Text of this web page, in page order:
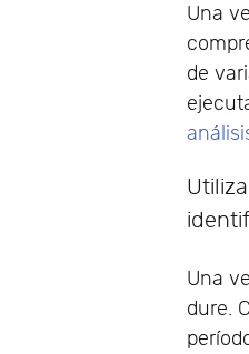
Una
de
Una
dure.